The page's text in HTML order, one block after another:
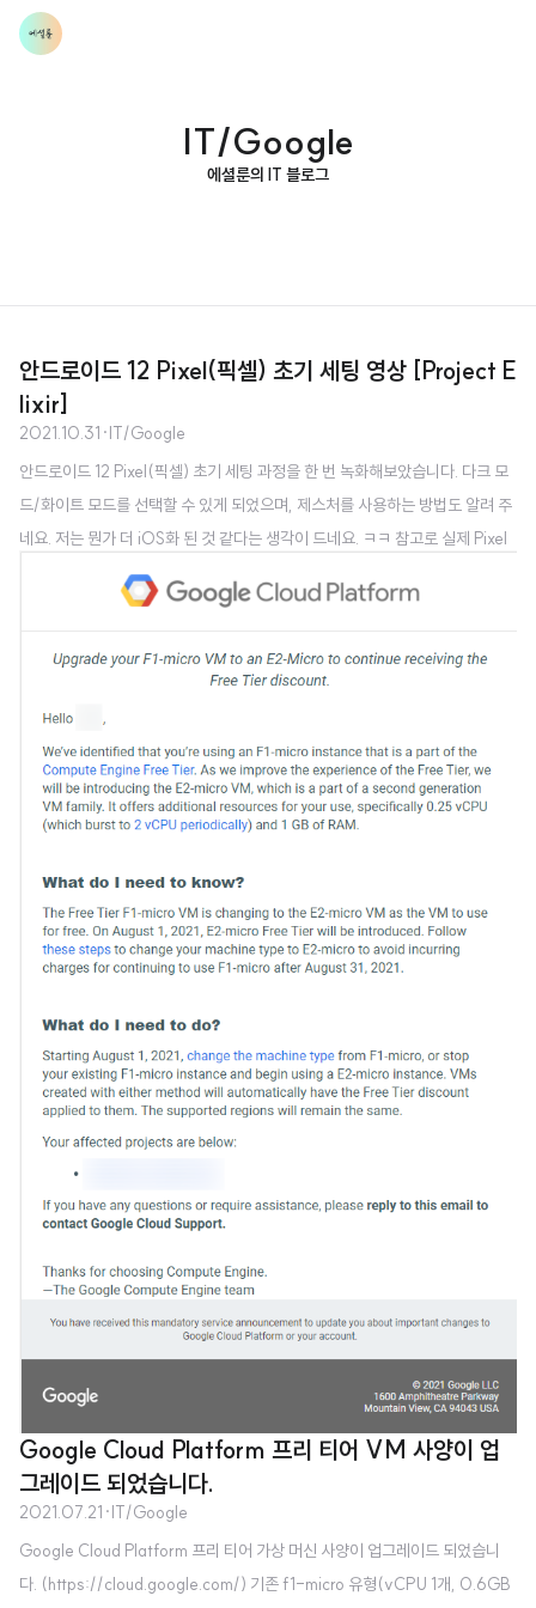
IT/Google
에셜룬의 IT 블로그
안드로이드 12 Pixel(픽셀) 초기 세팅 영상 [Project E
lixir]
2021.10.31 ·IT/Google
안드로이드 12 Pixel(픽셀) 초기 세팅 과정을 한 번 녹화해보았습니다. 다크 모
드/화이트 모드를 선택할 수 있게 되었으며, 제스처를 사용하는 방법도 알려 주
네요. 저는 뭔가 더 iOS화 된 것 같다는 생각이 드네요. ㅋㅋ 참고로 실제 Pixel
기기가 아닌 Galaxy S9+ Project Elixir 롬입니다. 따라서 실제와는 다를 수
있음을 알려드립니다.
Google Cloud Platform 프리 티어 VM 사양이 업
그레이드 되었습니다.
2021.07.21 ·IT/Google
Google Cloud Platform 프리 티어 가상 머신 사양이 업그레이드 되었습니
다. (https://cloud.google.com/) 기존 f1-micro 유형(vCPU 1개, 0.6GB